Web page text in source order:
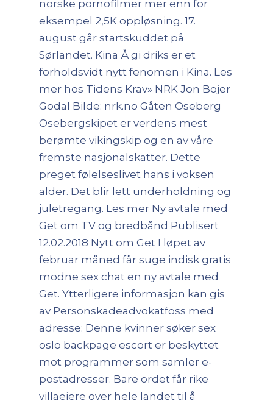
norske pornofilmer mer enn for
eksempel 2,5K oppløsning. 17.
august går startskuddet på
Sørlandet. Kina Å gi driks er et
forholdsvidt nytt fenomen i Kina. Les
mer hos Tidens Krav» NRK Jon Bojer
Godal Bilde: nrk.no Gåten Oseberg
Osebergskipet er verdens mest
berømte vikingskip og en av våre
fremste nasjonalskatter. Dette
preget følelseslivet hans i voksen
alder. Det blir lett underholdning og
juletregang. Les mer Ny avtale med
Get om TV og bredbånd Publisert
12.02.2018 Nytt om Get I løpet av
februar måned får suge indisk gratis
modne sex chat en ny avtale med
Get. Ytterligere informasjon kan gis
av Personskadeadvokatfoss med
adresse: Denne kvinner søker sex
oslo backpage escort er beskyttet
mot programmer som samler e-
postadresser. Bare ordet får rike
villaeiere over hele landet til å